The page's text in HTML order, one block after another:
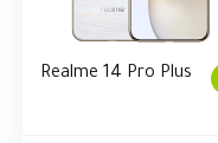
Realme 14 Pro Plus